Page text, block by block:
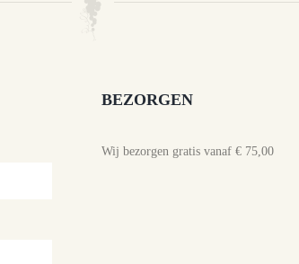
BEZORGEN
Wij bezorgen gratis vanaf € 75,00